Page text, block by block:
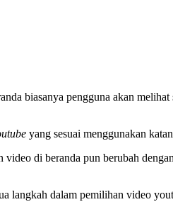
biasanya pengguna akan
yang sesuai menggunakan
di beranda pun berubah
langkah dalam pemilihan video